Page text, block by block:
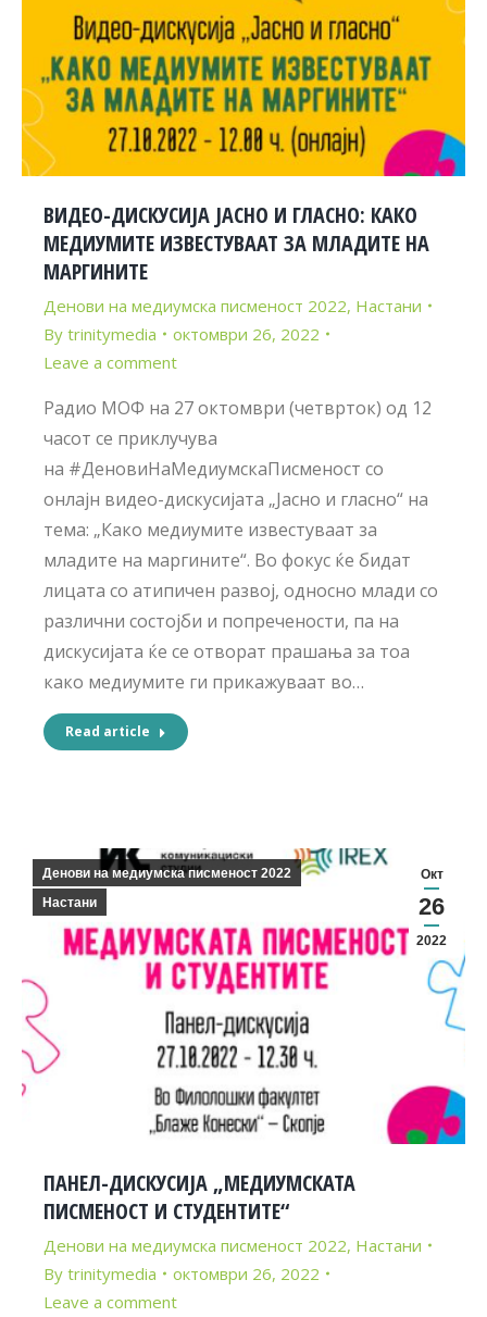
ВИДЕО-ДИСКУСИЈА ЈАСНО И ГЛАСНО: КАКО
МЕДИУМИТЕ ИЗВЕСТУВААТ ЗА МЛАДИТЕ НА
МАРГИНИТЕ
Денови на медиумска писменост 2022, Настани
By trinitymedia
октомври 26, 2022
Leave a comment
Радио МОФ на 27 октомври (четврток) од 12
часот се приклучува
на #ДеновиНаМедиумскаПисменост со
онлајн видео-дискусијата „Јасно и гласно“ на
тема: „Како медиумите известуваат за
младите на маргините“. Во фокус ќе бидат
лицата со атипичен развој, односно млади со
различни состојби и попречености, па на
дискусијата ќе се отворат прашања за тоа
како медиумите ги прикажуваат во…
Read article
Окт
26
2022
Денови на медиумска писменост 2022
Настани
ПАНЕЛ-ДИСКУСИЈА „МЕДИУМСКАТА
ПИСМЕНОСТ И СТУДЕНТИТЕ“
Денови на медиумска писменост 2022, Настани
By trinitymedia
октомври 26, 2022
Leave a comment